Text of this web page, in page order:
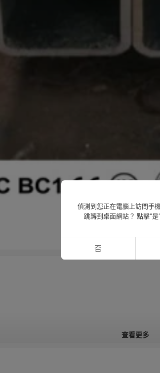
查看更多
偵測到您正在電腦上訪問手
跳轉到桌面網站？ 點擊“
否